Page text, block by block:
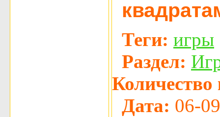
Теги: игры
Раздел:
Количество
Дата: 06-